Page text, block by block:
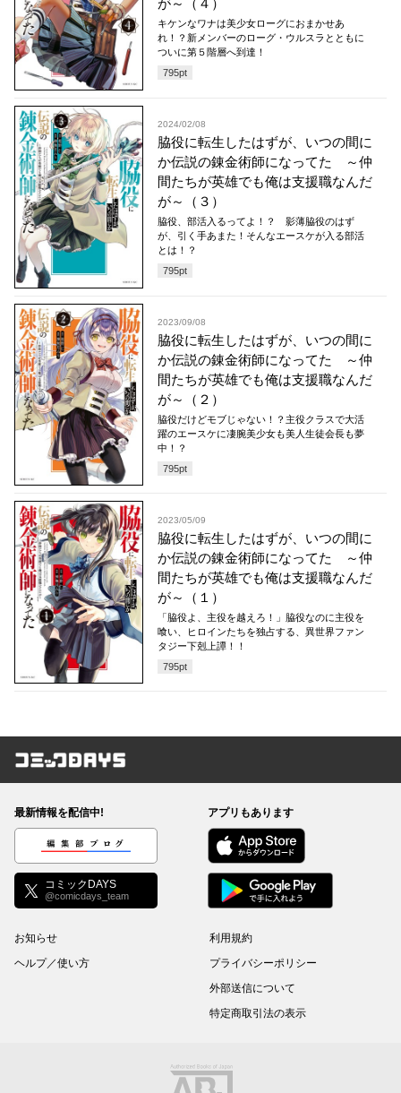
が～（４）
キケンなワナは美少女ローグにおまかせあ
れ！？新メンバーのローグ・ウルスラとともに
ついに第５階層へ到達！
795pt
2024/02/08
脇役に転生したはずが、いつの間に
か伝説の錬金術師になってた ～仲
間たちが英雄でも俺は支援職なんだ
が～（３）
脇役、部活入るってよ！？ 影薄脇役のはず
が、引く手あまた！そんなエースケが入る部活
とは！？
795pt
2023/09/08
脇役に転生したはずが、いつの間に
か伝説の錬金術師になってた ～仲
間たちが英雄でも俺は支援職なんだ
が～（２）
脇役だけどモブじゃない！？主役クラスで大活
躍のエースケに凄腕美少女も美人生徒会長も夢
中！？
795pt
2023/05/09
脇役に転生したはずが、いつの間に
か伝説の錬金術師になってた ～仲
間たちが英雄でも俺は支援職なんだ
が～（１）
「脇役よ、主役を越えろ！」脇役なのに主役を
喰い、ヒロインたちを独占する、異世界ファン
タジー下剋上譚！！
795pt
コミックDAYS
最新情報を配信中!
編集部ブログ
コミックDAYS
@comicdays_team
アプリもあります
お知らせ
ヘルプ／使い方
利用規約
プライバシーポリシー
外部送信について
特定商取引法の表示